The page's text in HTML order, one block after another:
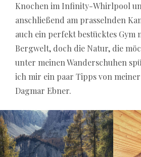
Knochen im Infinity-Whirlpool
anschließend am prasselnden
auch ein perfekt bestücktes Gym
Bergwelt, doch die Natur, die
unter meinen Wanderschuhen
ich mir ein paar Tipps von
Dagmar Ebner.